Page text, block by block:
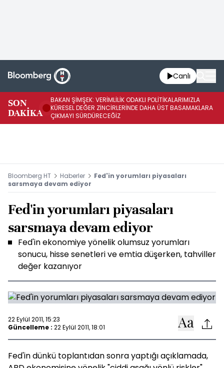
Canlı
SON
DAKİKA
BAKAN ŞİMŞEK: VERİMLİLİK ODAKLI POLİTİKALARIMIZLA
KÜRESEL DEĞER ZİNCİRLERİNDE DAHA ÜST BASAMAKLARA
ÇIKMAYI SÜRDÜRECEĞİZ
Bloomberg HT Haberler
Fed'in yorumları piyasaları
sarsmaya devam ediyor
Fed'in yorumları piyasaları
sarsmaya devam ediyor
Fed'in ekonomiye yönelik olumsuz yorumları
sonucu, hisse senetleri ve emtia düşerken, tahviller
değer kazanıyor
22 Eylül 2011, 15:23
Güncelleme : 22 Eylül 2011, 18:01
Fed'in dünkü toplantıdan sonra yaptığı açıklamada,